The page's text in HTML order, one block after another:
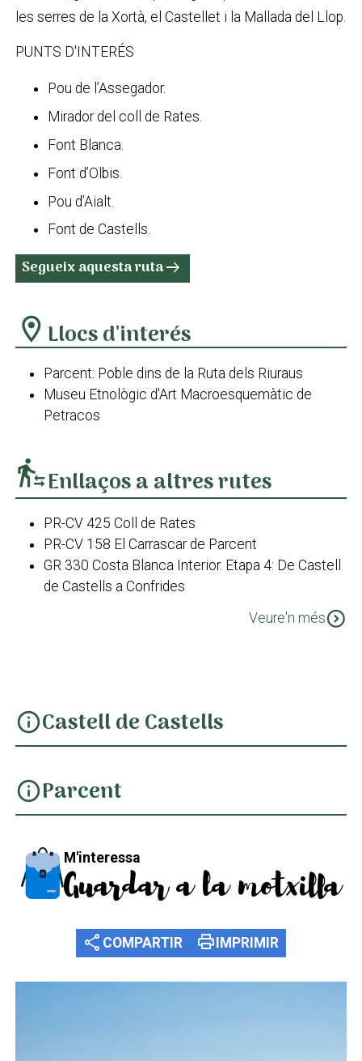
les serres de la Xortà, el Castellet i la Mallada del Llop.
PUNTS D'INTERÉS
Pou de l’Assegador.
Mirador del coll de Rates.
Font Blanca.
Font d’Olbis.
Pou d’Aialt.
Font de Castells.
Segueix aquesta rutaarrow_right_alt
location_on Llocs d'interés
Parcent: Poble dins de la Ruta dels Riuraus
Museu Etnològic d'Art Macroesquemàtic de
Petracos
transfer_within_a_stationEnllaços a altres rutes
PR-CV 425 Coll de Rates
PR-CV 158 El Carrascar de Parcent
GR 330 Costa Blanca Interior. Etapa 4: De Castell
de Castells a Confrides
GR 330 Cost Blanca Interior Etapa 2: De Gata de
Veure'n mésexpand_circle_down
infoCastell de Castells
infoParcent
M'interessa
Guardar a la motxilla
share COMPARTIR print IMPRIMIR